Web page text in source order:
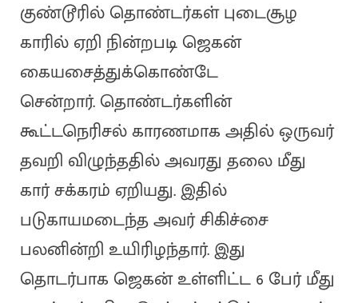
குண்டூரில் தொண்டர்கள் புடைசூழ
காரில் ஏறி நின்றபடி ஜெகன்
கையசைத்துக்கொண்டே
சென்றார். தொண்டர்களின்
கூட்டநெரிசல் காரணமாக அதில் ஒருவர்
தவறி விழுந்ததில் அவரது தலை மீது
கார் சக்கரம் ஏறியது. இதில்
படுகாயமடைந்த அவர் சிகிச்சை
பலனின்றி உயிரிழந்தார். இது
தொடர்பாக ஜெகன் உள்ளிட்ட 6 பேர் மீது